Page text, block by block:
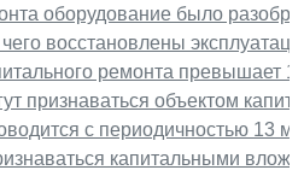
оборудование было
восстановлены
ремонта превышает
признаваться объектом
с периодичностью 13
капитальными